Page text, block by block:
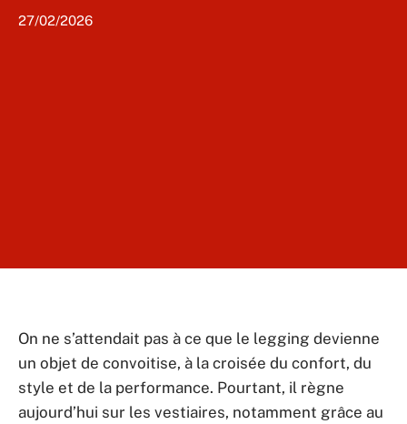
27/02/2026
On ne s’attendait pas à ce que le legging devienne
un objet de convoitise, à la croisée du confort, du
style et de la performance. Pourtant, il règne
aujourd’hui sur les vestiaires, notamment grâce au